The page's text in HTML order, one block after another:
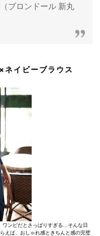
ブロンドール 新丸
ネイビーブラウス
ワンピだとさっぱりすぎる…そんな日
えば、おしゃれ感ときちんと感の完璧